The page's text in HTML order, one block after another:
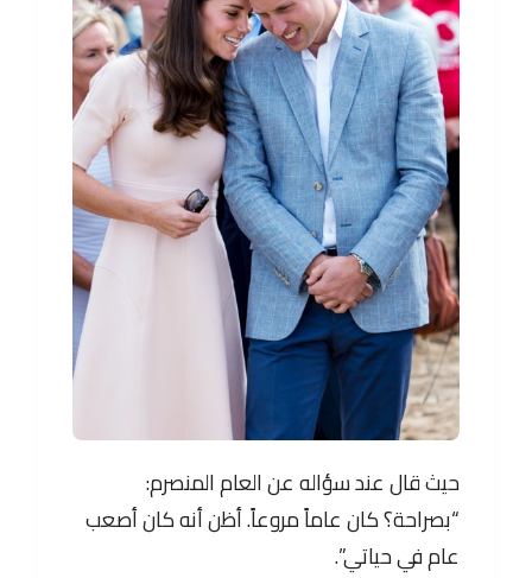
حيث قال عند سؤاله عن العام المنصرم:
“بصراحة؟ كان عاماً مروعاً. أظن أنه كان أصعب
عام في حياتي”.